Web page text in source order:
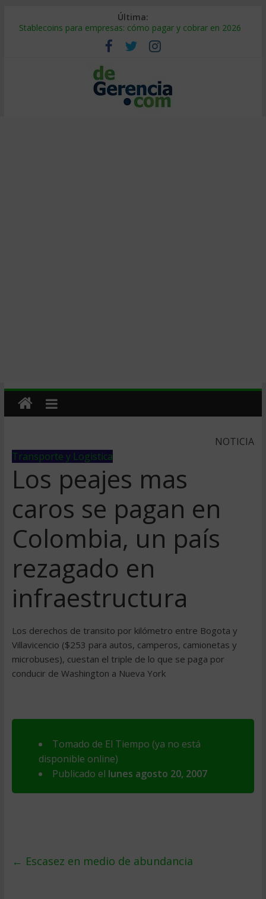
Última:
Stablecoins para empresas: cómo pagar y cobrar en 2026
Despido silencioso: qué es y por qué sale tan caro
IA en selección de personal: cómo auditarla a tiempo
Trabajo forzoso en la cadena de suministro: qué hacer
Mercado hispano de EE. UU.: cómo segmentarlo y venderle
NOTICIA
Transporte y Logistica
Los peajes mas
caros se pagan en
Colombia, un paí­s
rezagado en
infraestructura
Los derechos de transito por kilómetro entre Bogota y
Villavicencio ($253 para autos, camperos, camionetas y
microbuses), cuestan el triple de lo que se paga por
conducir de Washington a Nueva York
Tomado de El Tiempo (ya no está
disponible online)
Publicado el lunes agosto 20, 2007
← Escasez en medio de abundancia